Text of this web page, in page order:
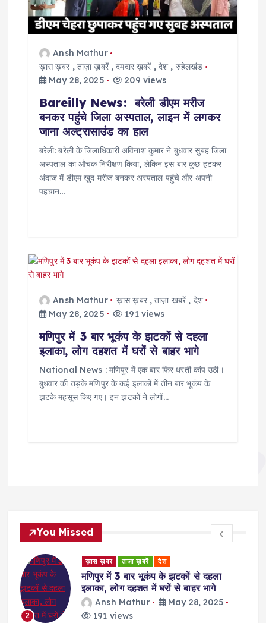
a
t
Ansh Mathur
ख़ास ख़बर ,ताज़ा ख़बरें,दमदार ख़बरें , देश , रुहेलखंड
May 28, 2025
209 views
Bareilly News: बरेली डीएम मरीज
बनकर पहुंचे जिला अस्पताल, लाइन में लगकर
जाना अल्ट्रासाउंड का हाल
बरेली: बरेली के जिलाधिकारी अविनाश कुमार ने बुधवार सुबह जिला
अस्पताल का औचक निरीक्षण किया, लेकिन इस बार कुछ हटकर
अंदाज में डीएम खुद मरीज बनकर अस्पताल पहुंचे और अपनी
पहचान…
Ansh Mathur ख़ास ख़बर,ताज़ा ख़बरें , देश
May 28, 2025
191 views
मणिपुर में 3 बार भूकंप के झटकों से दहला
इलाका, लोग दहशत में घरों से बाहर भागे
National News : मणिपुर में एक बार फिर धरती कांप उठी।
बुधवार की तड़के मणिपुर के कई इलाकों में तीन बार भूकंप के
झटके महसूस किए गए। इन झटकों ने लोगों…
You Missed
2
ख़ास ख़बर ताज़ा ख़बरें देश
मणिपुर में 3 बार भूकंप के झटकों से दहला
इलाका, लोग दहशत में घरों से बाहर भागे
Ansh Mathur
May 28, 2025
191 views